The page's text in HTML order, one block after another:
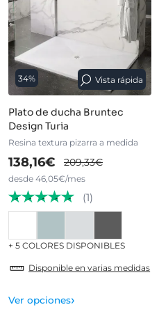
34% Vista rápida
Plato de ducha Bruntec
Design Turia
Resina textura pizarra a medida
138,16€ 209,33€
desde 46,05€/mes
(1)
+ 5 COLORES DISPONIBLES
Disponible en varias medidas
Ver opciones›